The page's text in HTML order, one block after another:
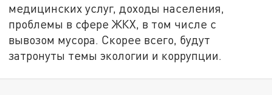
медицинских услуг, доходы населения,
проблемы в сфере ЖКХ, в том числе с
вывозом мусора. Скорее всего, будут
затронуты темы экологии и коррупции.